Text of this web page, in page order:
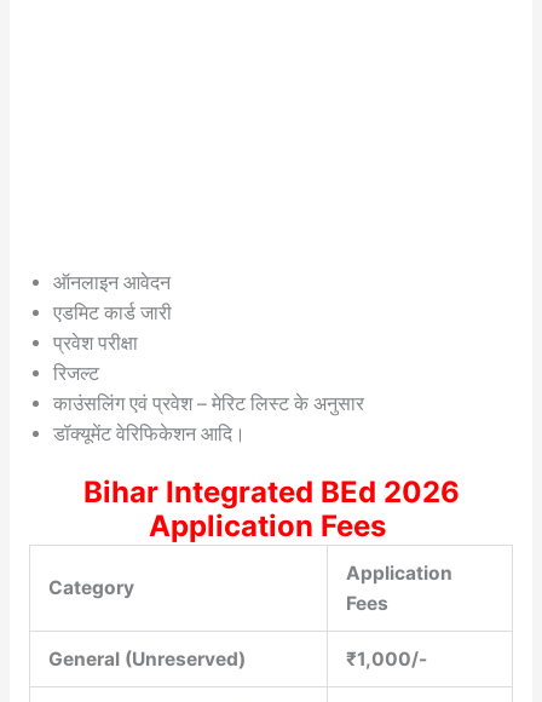
ऑनलाइन आवेदन
एडमिट कार्ड जारी
प्रवेश परीक्षा
रिजल्ट
काउंसलिंग एवं प्रवेश – मेरिट लिस्ट के अनुसार
डॉक्यूमेंट वेरिफिकेशन आदि।
Bihar Integrated BEd 2026
Application Fees
Category
Application
Fees
General (Unreserved) ₹1,000/-